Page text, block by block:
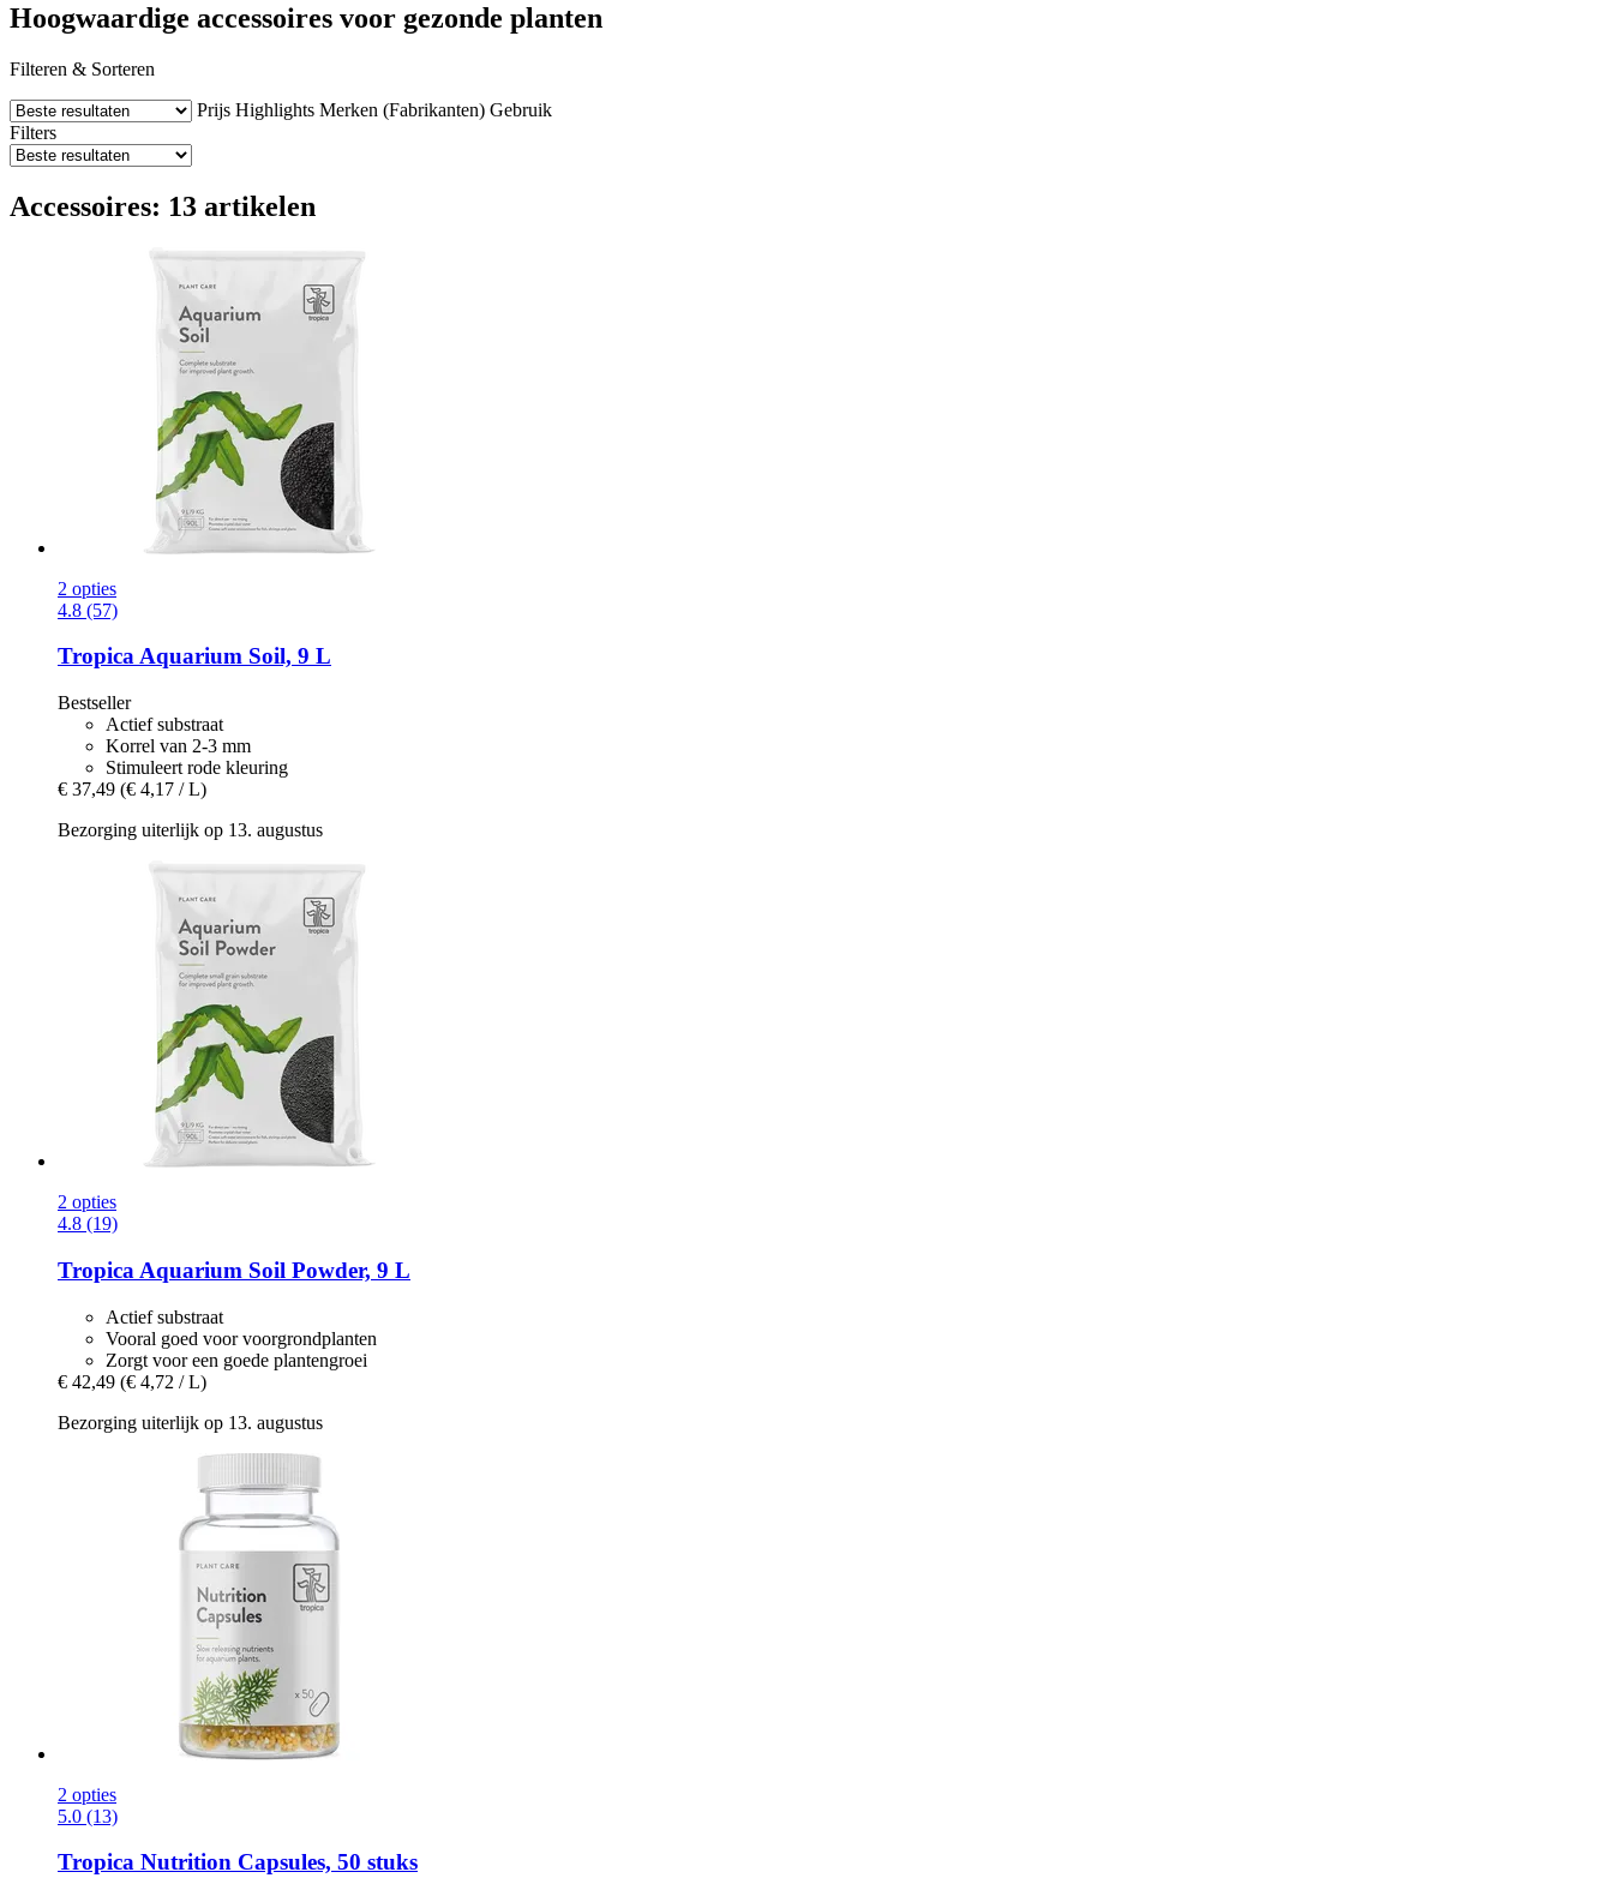
Hoogwaardige accessoires voor gezonde planten
Filteren & Sorteren
Prijs Highlights Merken (Fabrikanten) Gebruik
Filters
Accessoires: 13 artikelen
2 opties
4.8 (57)
TropicaAquarium Soil, 9 L
Bestseller
Actief substraat
Korrel van 2-3 mm
Stimuleert rode kleuring
€ 37,49 (€ 4,17 / L)
Bezorging uiterlijk op 13. augustus
2 opties
4.8 (19)
Tropica Aquarium Soil Powder, 9 L
Actief substraat
Vooral goed voor voorgrondplanten
Zorgt voor een goede plantengroei
€ 42,49 (€ 4,72 / L)
Bezorging uiterlijk op 13. augustus
2 opties
5.0 (13)
Tropica Nutrition Capsules, 50 stuks